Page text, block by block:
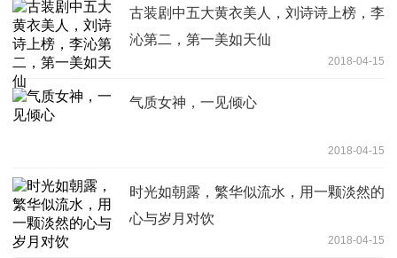
古装剧中五大黄衣美人，刘诗诗上榜，李
沁第二，第一美如天仙
2018-04-15
气质女神，一见倾心
2018-04-15
时光如朝露，繁华似流水，用一颗淡然的
心与岁月对饮
2018-04-15